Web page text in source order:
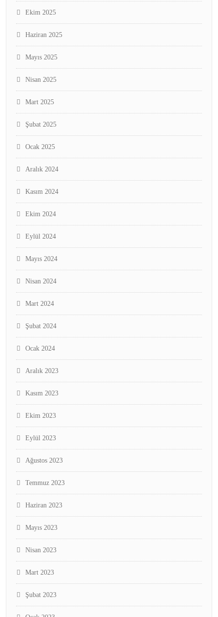
Ekim 2025
Haziran 2025
Mayıs 2025
Nisan 2025
Mart 2025
Şubat 2025
Ocak 2025
Aralık 2024
Kasım 2024
Ekim 2024
Eylül 2024
Mayıs 2024
Nisan 2024
Mart 2024
Şubat 2024
Ocak 2024
Aralık 2023
Kasım 2023
Ekim 2023
Eylül 2023
Ağustos 2023
Temmuz 2023
Haziran 2023
Mayıs 2023
Nisan 2023
Mart 2023
Şubat 2023